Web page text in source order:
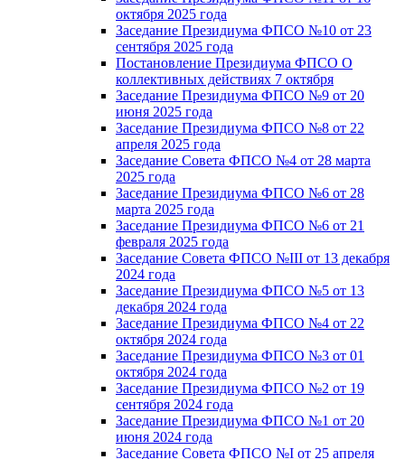
октября 2025 года
Заседание Президиума ФПСО №10 от 23
сентября 2025 года
Постановление Президиума ФПСО О
коллективных действиях 7 октября
Заседание Президиума ФПСО №9 от 20
июня 2025 года
Заседание Президиума ФПСО №8 от 22
апреля 2025 года
Заседание Совета ФПСО №4 от 28 марта
2025 года
Заседание Президиума ФПСО №6 от 28
марта 2025 года
Заседание Президиума ФПСО №6 от 21
февраля 2025 года
Заседание Совета ФПСО №III от 13 декабря
2024 года
Заседание Президиума ФПСО №5 от 13
декабря 2024 года
Заседание Президиума ФПСО №4 от 22
октября 2024 года
Заседание Президиума ФПСО №3 от 01
октября 2024 года
Заседание Президиума ФПСО №2 от 19
сентября 2024 года
Заседание Президиума ФПСО №1 от 20
июня 2024 года
Заседание Совета ФПСО №I от 25 апреля